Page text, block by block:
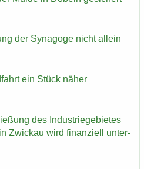
der Syn­ago­ge nicht al­lein
ein Stück näher
des In­dus­trie­ge­bie­tes
Zwi­ckau wird fi­nan­zi­ell un­ter­